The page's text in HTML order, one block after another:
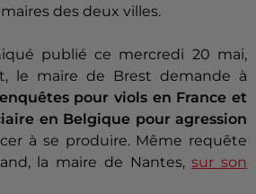
des deux villes.
publié ce mercredi 20 mai,
le maire de Brest demande à
pour viols en France et
en Belgique pour agression
à se produire. Même requête
la maire de Nantes,sur son